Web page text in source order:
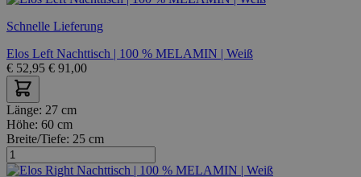
Schnelle Lieferung
Elos Left Nachttisch | 100 % MELAMIN | Weiß
€ 52,95 € 91,00
Länge: 27 cm
Höhe: 60 cm
Breite/Tiefe: 25 cm